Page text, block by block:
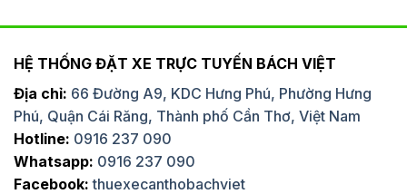
HỆ THỐNG ĐẶT XE TRỰC TUYẾN BÁCH VIỆT
Địa chỉ: 66 Đường A9, KDC Hưng Phú, Phường Hưng
Phú, Quận Cái Răng, Thành phố Cần Thơ, Việt Nam
Hotline: 0916 237 090
Whatsapp: 0916 237 090
Facebook: thuexecanthobachviet